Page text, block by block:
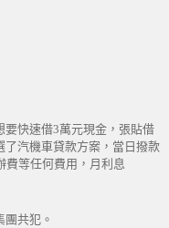
快速借3萬元現金，張貼借
汽機車貸款方案，當日撥款
費等任何費用，月利息
共犯。